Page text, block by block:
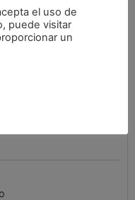
€
el uso de
puede visitar
un